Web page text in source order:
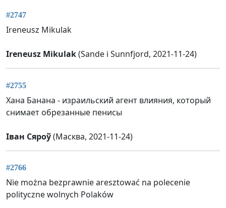
#2747
Ireneusz Mikulak
Ireneusz Mikulak(Sande i Sunnfjord, 2021-11-24)
#2755
Хана Банана - израильский агент влияния, который
снимает обрезанные пенисы
Іван Сяроў(Масква, 2021-11-24)
#2766
Nie można bezprawnie aresztować na polecenie
polityczne wolnych Polaków